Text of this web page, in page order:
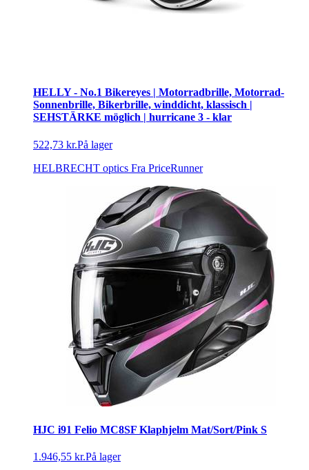
HELLY - No.1 Bikereyes | Motorradbrille, Motorrad-
Sonnenbrille, Bikerbrille, winddicht, klassisch |
SEHSTÄRKE möglich | hurricane 3 - klar
522,73 kr.På lager
HELBRECHT optics Fra PriceRunner
HJC i91 Felio MC8SF Klaphjelm Mat/Sort/Pink S
1.946,55 kr.På lager